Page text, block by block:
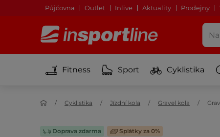
Půjčovna Outlet Inlive Aktuality Prodejny
Fitness Sport Cyklistika
Cyklistika Jízdní kola Gravel kola
Doprava zdarma Splátky za 0%